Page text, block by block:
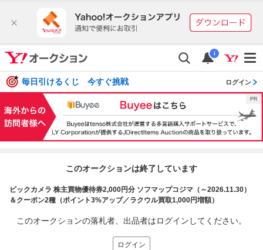
i
毎日引けるくじ 今すぐ挑戦 ログイン
このオークションは終了しています
ビックカメラ 株主買物優待券2,000円分 ソフマップコジマ（～2026.11.30）
＆クーポン2種（ポイント3%アップ／ラクウル買取1,000円増額）
このオークションの落札者、出品者はログインしてください。
ログイン